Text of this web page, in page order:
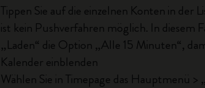
Tippen Sie auf die einzelnen Konten in der
ist kein Pushverfahren möglich. In diesem
„Laden“ die Option „Alle 15 Minuten“,
Kalender einblenden
Wählen Sie in Timepage das Hauptmenü